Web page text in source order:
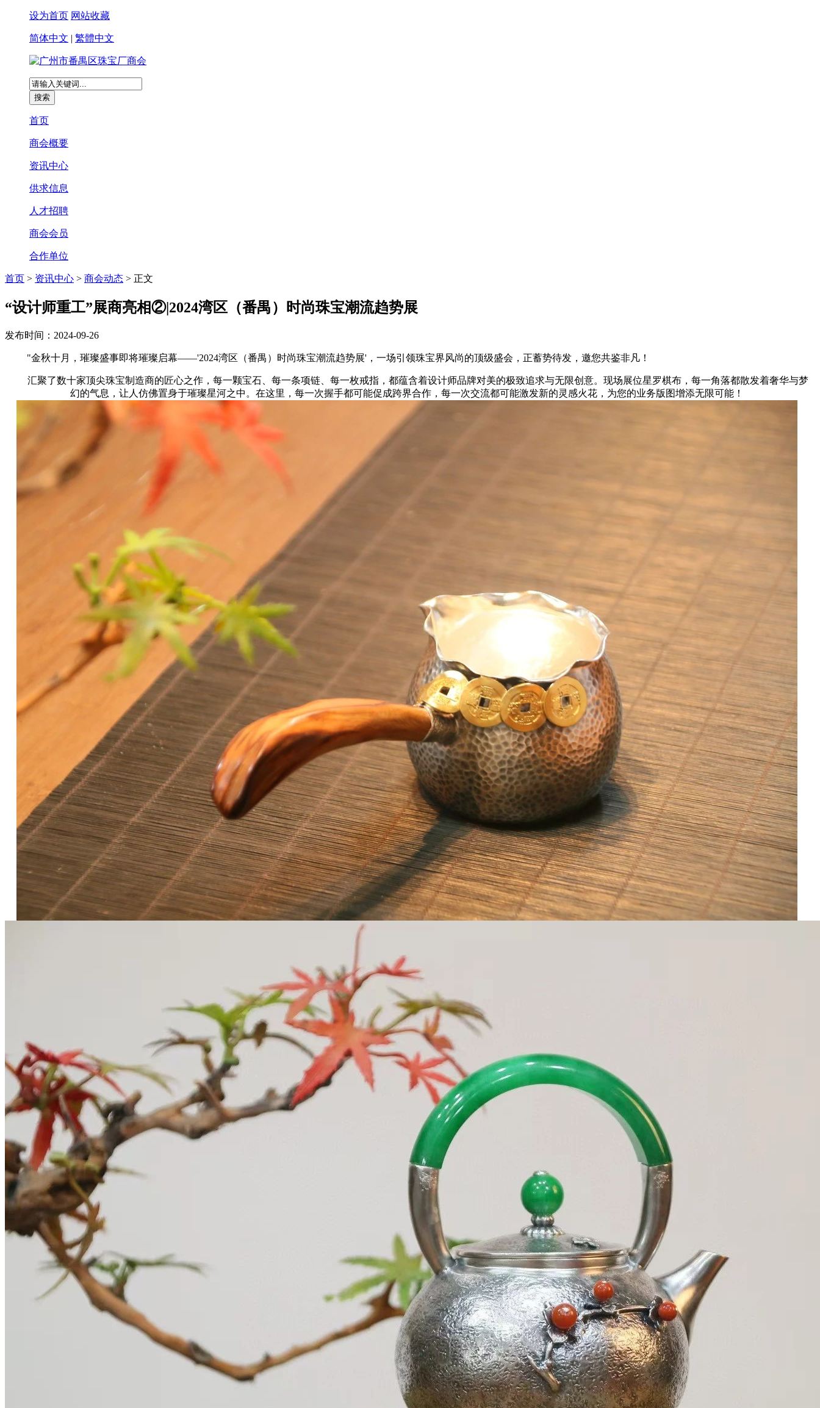
设为首页 网站收藏
简体中文 | 繁體中文
首页
商会概要
资讯中心
供求信息
人才招聘
商会会员
合作单位
首页 > 资讯中心 > 商会动态 > 正文
“设计师重工”展商亮相②|2024湾区（番禺）时尚珠宝潮流趋势展
发布时间：2024-09-26
"金秋十月，璀璨盛事即将璀璨启幕——'2024湾区（番禺）时尚珠宝潮流趋势展'，一场引领珠宝界风尚的顶级盛会，正蓄势待发，邀您共鉴非凡！
汇聚了数十家顶尖珠宝制造商的匠心之作，每一颗宝石、每一条项链、每一枚戒指，都蕴含着设计师品牌对美的极致追求与无限创意。现场展位星罗棋布，每一角落都散发着奢华与梦
幻的气息，让人仿佛置身于璀璨星河之中。在这里，每一次握手都可能促成跨界合作，每一次交流都可能激发新的灵感火花，为您的业务版图增添无限可能！